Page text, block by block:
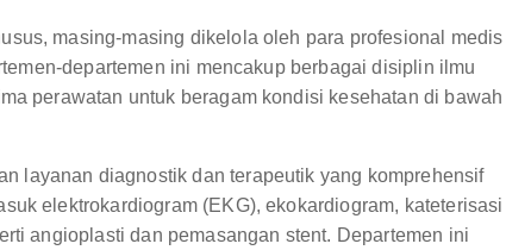
masing-masing dikelola oleh para profesional medis
departemen ini mencakup berbagai disiplin ilmu
perawatan untuk beragam kondisi kesehatan di bawah
layanan diagnostik dan terapeutik yang komprehensif
elektrokardiogram (EKG), ekokardiogram, kateterisasi
angioplasti dan pemasangan stent. Departemen ini